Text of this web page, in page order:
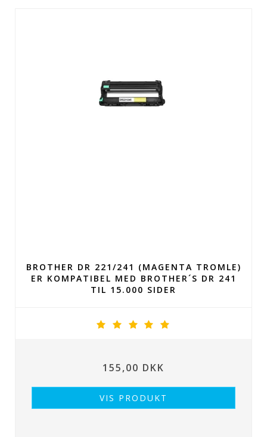
BROTHER DR 221/241 (MAGENTA TROMLE)
ER KOMPATIBEL MED BROTHER´S DR 241
TIL 15.000 SIDER
155,00 DKK
VIS PRODUKT